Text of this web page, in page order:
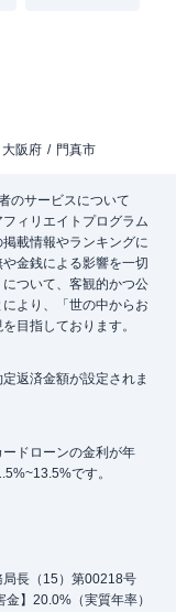
大阪府 門真市
のサービスについて
ィリエイトプログラム
載情報やランキングに
金銭による影響を一切
ついて、客観的かつ公
より、「世の中からお
目指しております。
返済金額が設定されま
ドローンの金利が年
です。
長（15）第00218号
】20.0%（実質年率）